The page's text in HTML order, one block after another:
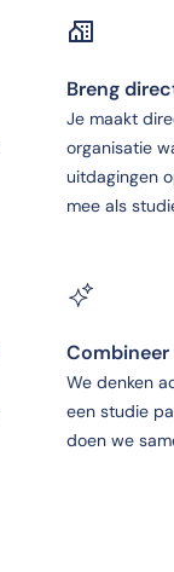
Breng
Je maakt
organisatie
uitdagingen
mee als
We denken
een studie
doen we